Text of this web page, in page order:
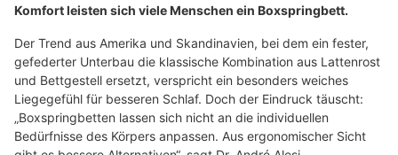
Komfort leisten sich viele Menschen ein Boxspringbett.
Der Trend aus Amerika und Skandinavien, bei dem ein fester,
gefederter Unterbau die klassische Kombination aus Lattenrost
und Bettgestell ersetzt, verspricht ein besonders weiches
Liegegefühl für besseren Schlaf. Doch der Eindruck täuscht:
„Boxspringbetten lassen sich nicht an die individuellen
Bedürfnisse des Körpers anpassen. Aus ergonomischer Sicht